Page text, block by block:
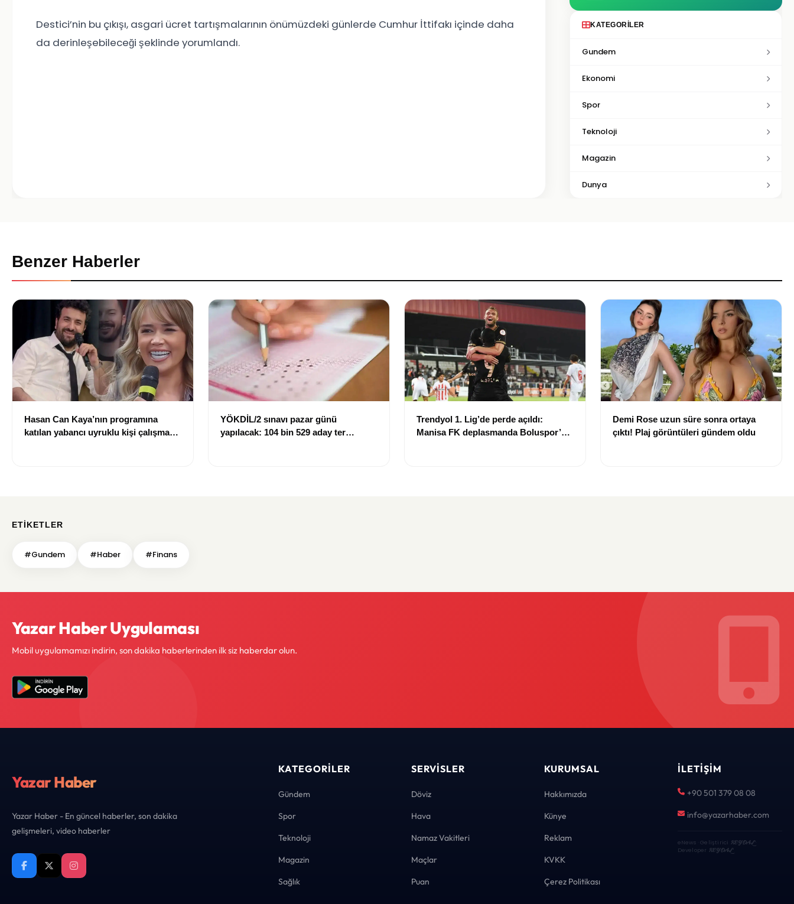
Destici’nin bu çıkışı, asgari ücret tartışmalarının önümüzdeki günlerde Cumhur İttifakı içinde daha
da derinleşebileceği şeklinde yorumlandı.
KATEGORILER
Gundem
Ekonomi
Spor
Teknoloji
Magazin
Dunya
Benzer Haberler
Hasan Can Kaya’nın programına
katılan yabancı uyruklu kişi çalışma
YÖKDİL/2 sınavı pazar günü
yapılacak: 104 bin 529 aday ter
Trendyol 1. Lig’de perde açıldı:
Manisa FK deplasmanda Boluspor’u
Demi Rose uzun süre sonra ortaya
çıktı! Plaj görüntüleri gündem oldu
ETIKETLER
#Gundem #Haber #Finans
Yazar Haber Uygulaması
Mobil uygulamamızı indirin, son dakika haberlerinden ilk siz haberdar olun.
Yazar Haber
Yazar Haber - En güncel haberler, son dakika
gelişmeleri, video haberler
KATEGORILER
Gündem
Spor
Teknoloji
Magazin
Sağlık
SERVISLER
Döviz
Hava
Namaz Vakitleri
Maçlar
Puan
KURUMSAL
Hakkımızda
Künye
Reklam
KVKK
Çerez Politikası
İLETIŞIM
+90 501 379 08 08
info@yazarhaber.com
eNews · Geliştirici KEYDAL·
Developer KEYDAL